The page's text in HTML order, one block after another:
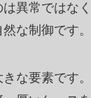
異常ではな
な制御です。
な要素です